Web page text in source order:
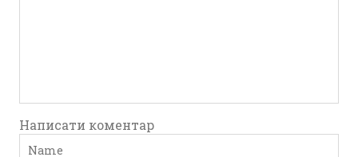
Написати коментар